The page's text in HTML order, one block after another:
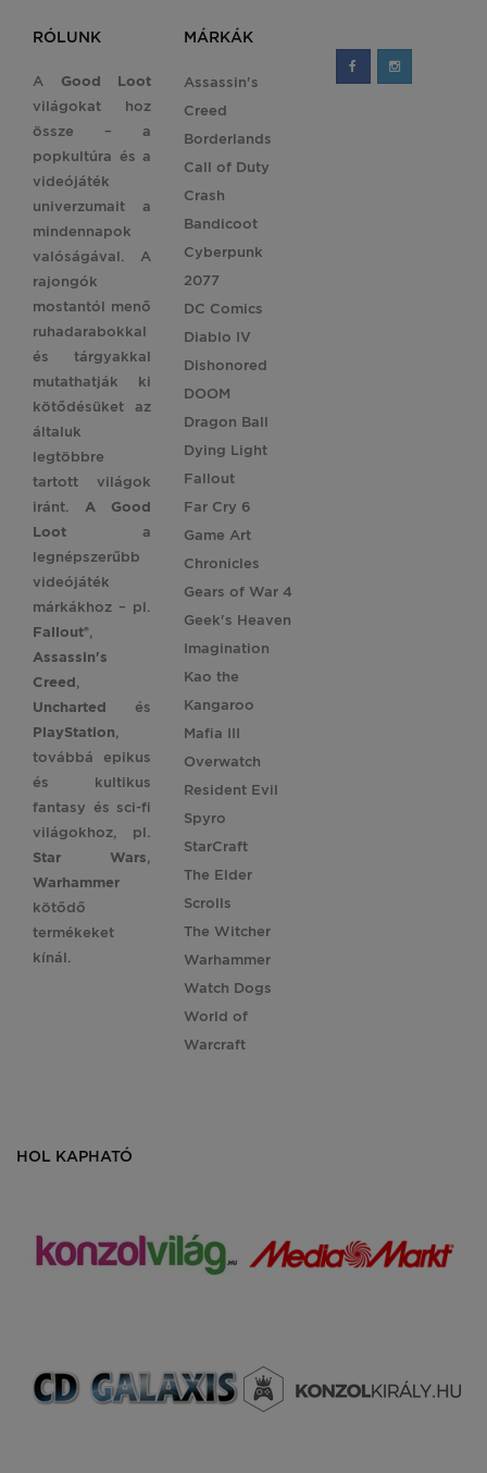
RÓLUNK
A Good Loot
világokat hoz
össze – a
popkultúra és a
videójáték
univerzumait a
mindennapok
valóságával. A
rajongók
mostantól menő
ruhadarabokkal
és tárgyakkal
mutathatják ki
kötődésüket az
általuk
legtöbbre
tartott világok
iránt.A Good
Loot a
legnépszerűbb
videójáték
márkákhoz – pl.
Fallout®,
Assassin's
Creed,
Uncharted és
PlayStation,
továbbá epikus
és kultikus
fantasy és sci-fi
világokhoz, pl.
Star
Wars,
Warhammer
kötődő
termékeket
kínál.
MÁRKÁK
Assassin's
Creed
Borderlands
Call of Duty
Crash
Bandicoot
Cyberpunk
2077
DC Comics
Diablo IV
Dishonored
DOOM
Dragon Ball
Dying Light
Fallout
Far Cry 6
Game Art
Chronicles
Gears of War 4
Geek's Heaven
Imagination
Kao the
Kangaroo
Mafia III
Overwatch
Resident Evil
Spyro
StarCraft
The Elder
Scrolls
The Witcher
Warhammer
Watch Dogs
World of
Warcraft
HOL KAPHATÓ